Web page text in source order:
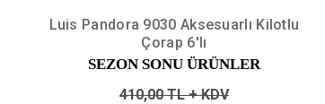
Luis Pandora 9030 Aksesuarlı Kilotlu
Çorap 6'lı
SEZON SONU ÜRÜNLER
410,00 TL + KDV